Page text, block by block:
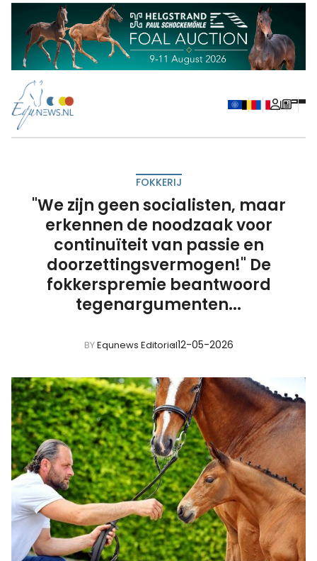
FOKKERIJ
"We zijn geen socialisten, maar
erkennen de noodzaak voor
continuïteit van passie en
doorzettingsvermogen!" De
fokkerspremie beantwoord
tegenargumenten...
BYEqunews Editorial12-05-2026